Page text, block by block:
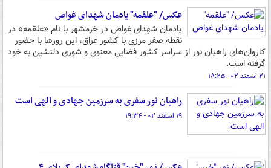
عکس/ "علقمه" یادمان شهدای غواص
یادمان شهدای غواص در خرمشهر با نام «علقمه» در
نقطه صفر مرزی با کشور عراق، این روزها با حضور
کاروان‌های راهیان نور از سراسر کشور فضایی معنوی و شوری دلنشین به خود
گرفته است.
۲۱ اسفند ۰۲ - ۱۸:۲۵
راهیان نور سفری به سرزمین جهادی و الهی است
۱۹ اسفند ۰۲ - ۱۹:۳۴